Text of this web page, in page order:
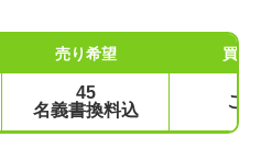
売り希望 買い
45
名義書換料込
ご